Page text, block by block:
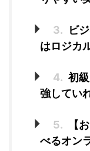
3.
ビ
はロジカ
4. 初
強してい
5.
【
べるオン